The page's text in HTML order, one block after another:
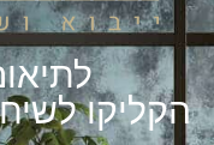
הקליקו